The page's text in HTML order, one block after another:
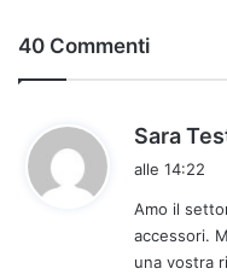
40 Commenti
Sara
alle 14:22
Amo il
accessori.
una vostra